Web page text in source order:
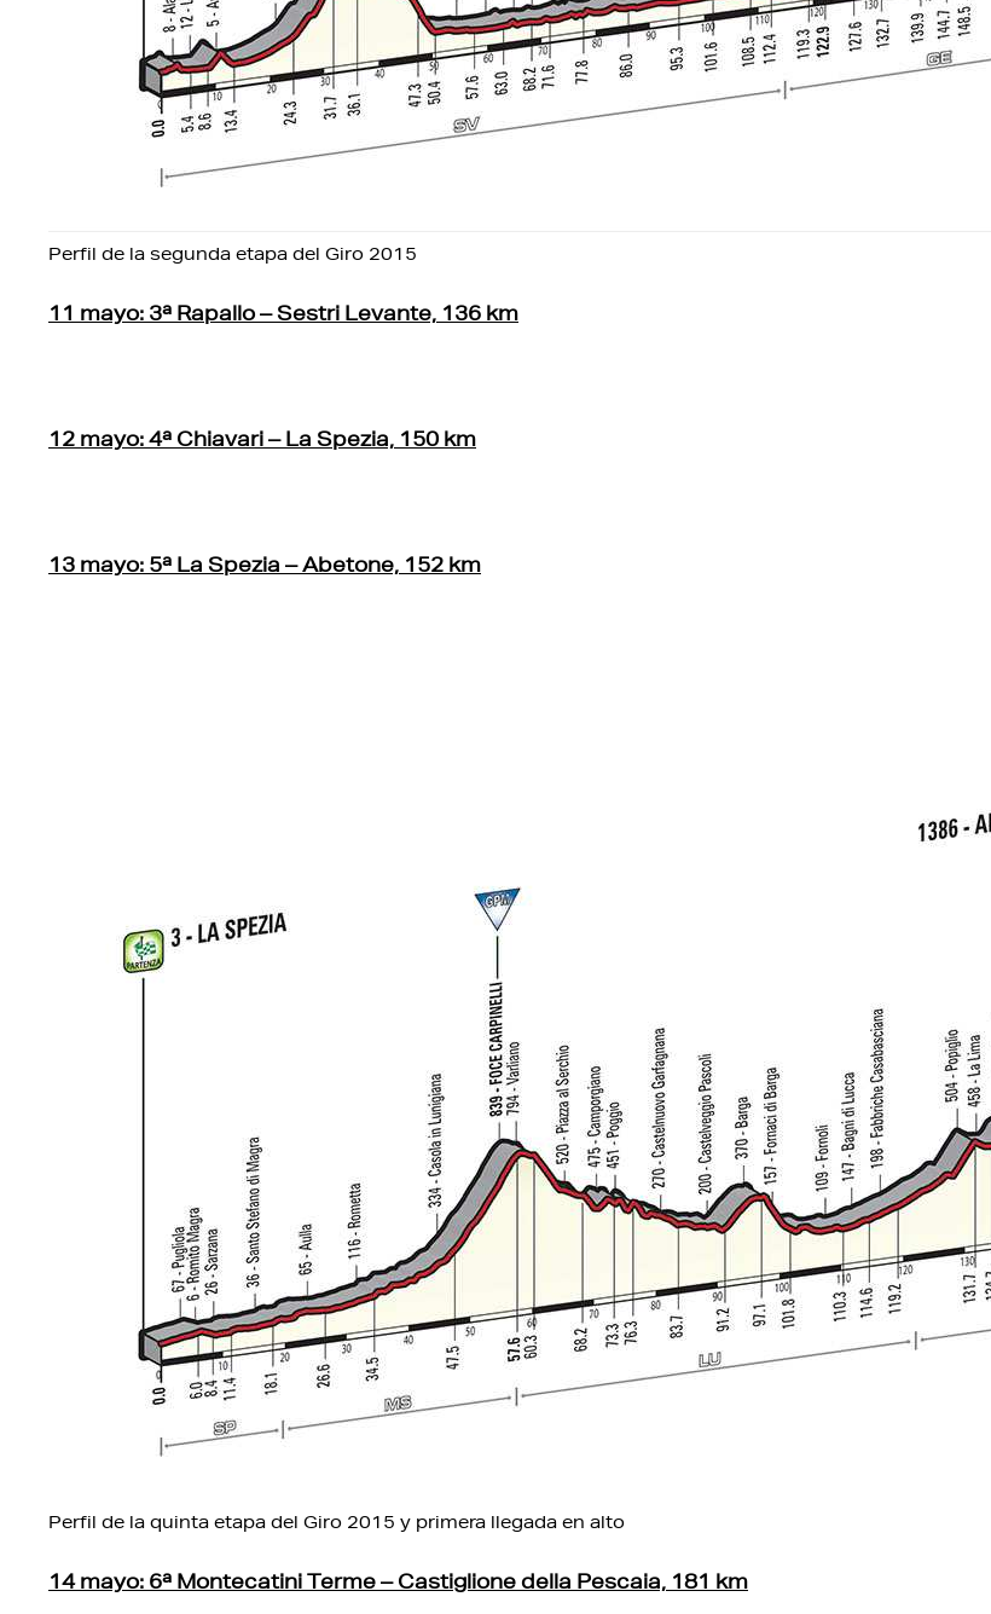
Perfil de la segunda etapa del Giro 2015
11 mayo: 3ª Rapallo – Sestri Levante, 136 km
12 mayo: 4ª Chiavari – La Spezia, 150 km
13 mayo: 5ª La Spezia – Abetone, 152 km
Perfil de la quinta etapa del Giro 2015 y primera llegada en alto
14 mayo: 6ª Montecatini Terme – Castiglione della Pescaia, 181 km